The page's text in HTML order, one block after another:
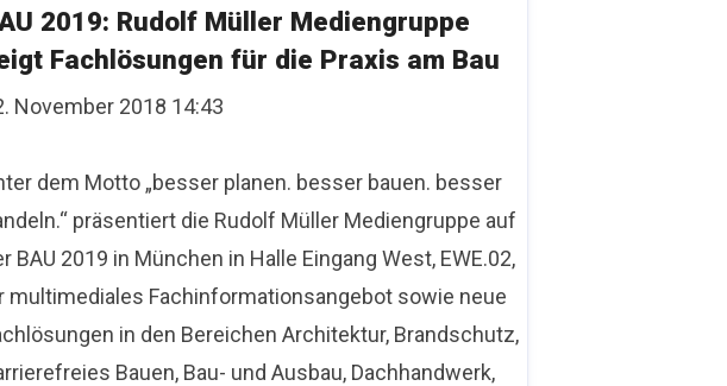
2019: Rudolf Müller Mediengruppe
Fachlösungen für die Praxis am Bau
November 2018 14:43
dem Motto „besser planen. besser bauen. besser
präsentiert die Rudolf Müller Mediengruppe auf
BAU 2019 in München in Halle Eingang West, EWE.02,
multimediales Fachinformationsangebot sowie neue
in den Bereichen Architektur, Brandschutz,
Bauen, Bau- und Ausbau, Dachhandwerk,